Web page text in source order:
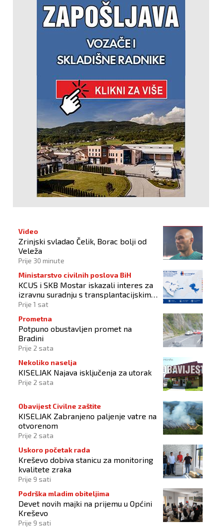
Video
Zrinjski svladao Čelik, Borac bolji od
Veleža
Prije 30 minute
Ministarstvo civilnih poslova BiH
KCUS i SKB Mostar iskazali interes za
izravnu suradnju s transplantacijskim
centrima članica Eurotransplanta
Prije 1 sat
Prometna
Potpuno obustavljen promet na
Bradini
Prije 2 sata
Nekoliko naselja
KISELJAK Najava isključenja za utorak
Prije 2 sata
Obavijest Civilne zaštite
KISELJAK Zabranjeno paljenje vatre na
otvorenom
Prije 2 sata
Uskoro početak rada
Kreševo dobiva stanicu za monitoring
kvalitete zraka
Prije 9 sati
Podrška mladim obiteljima
Devet novih majki na prijemu u Općini
Kreševo
Prije 9 sati